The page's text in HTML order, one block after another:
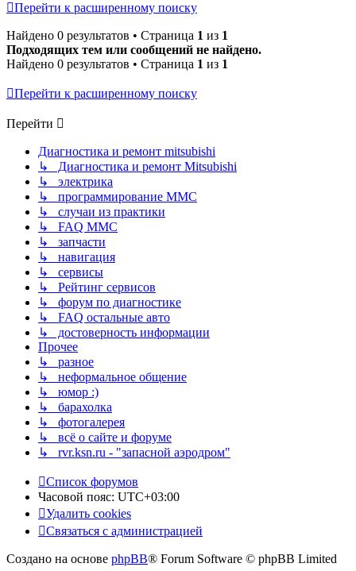
Перейти к расширенному поиску
Найдено 0 результатов • Страница 1 из 1
Подходящих тем или сообщений не найдено.
Найдено 0 результатов • Страница 1 из 1
Перейти к расширенному поиску
Перейти
Диагностика и ремонт mitsubishi
↳ Диагностика и ремонт Mitsubishi
↳ электрика
↳ программирование MMC
↳ случаи из практики
↳ FAQ MMC
↳ запчасти
↳ навигация
↳ сервисы
↳ Рейтинг сервисов
↳ форум по диагностике
↳ FAQ остальные авто
↳ достоверность информации
Прочее
↳ разное
↳ неформальное общение
↳ юмор :)
↳ барахолка
↳ фотогалерея
↳ всё о сайте и форуме
↳ rvr.ksn.ru - "запасной аэродром"
Список форумов
Часовой пояс: UTC+03:00
Удалить cookies
Связаться с администрацией
Создано на основе phpBB® Forum Software © phpBB Limited